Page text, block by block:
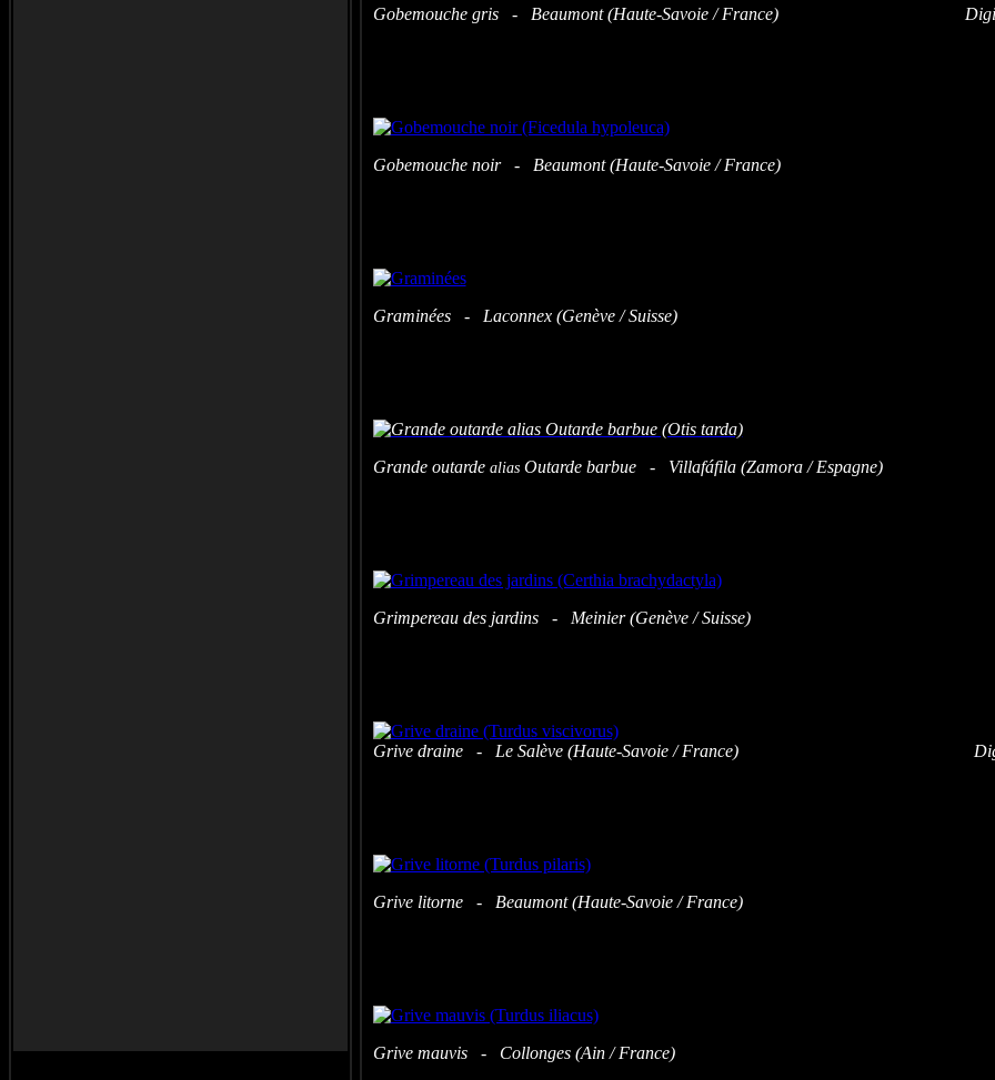
Gobemouche gris - Beaumont (Haute-Savoie / France)
Gobemouche noir - Beaumont (Haute-Savoie / France)
Graminées - Laconnex (Genève / Suisse)
Grande outarde aliasOutarde barbue - Villafáfila (Zamora / Espagne)
Grimpereau des jardins - Meinier (Genève / Suisse)
Grive draine - Le Salève (Haute-Savoie / France)
Grive litorne - Beaumont (Haute-Savoie / France)
Grive mauvis - Collonges (Ain / France)